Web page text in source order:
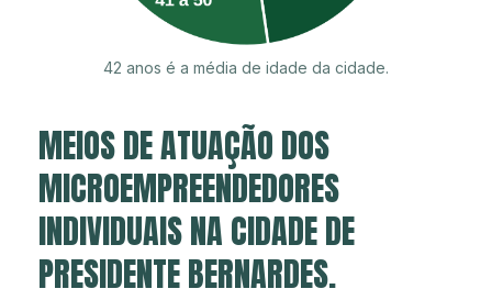
42 anos é a média de idade da cidade.
MEIOS DE ATUAÇÃO DOS
MICROEMPREENDEDORES
INDIVIDUAIS NA CIDADE DE
PRESIDENTE BERNARDES.